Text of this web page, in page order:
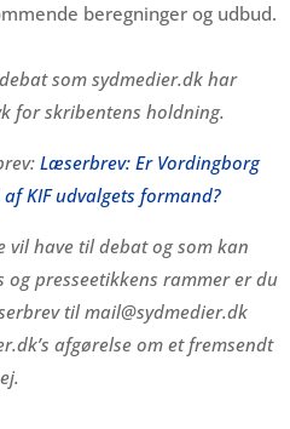
beregninger og udbud.
som sydmedier.dk har
for skribentens holdning.
Læserbrev: Er Vordingborg
KIF udvalgets formand?
vil have til debat og som kan
presseetikkens rammer er du
til mail@sydmedier.dk
afgørelse om et fremsendt